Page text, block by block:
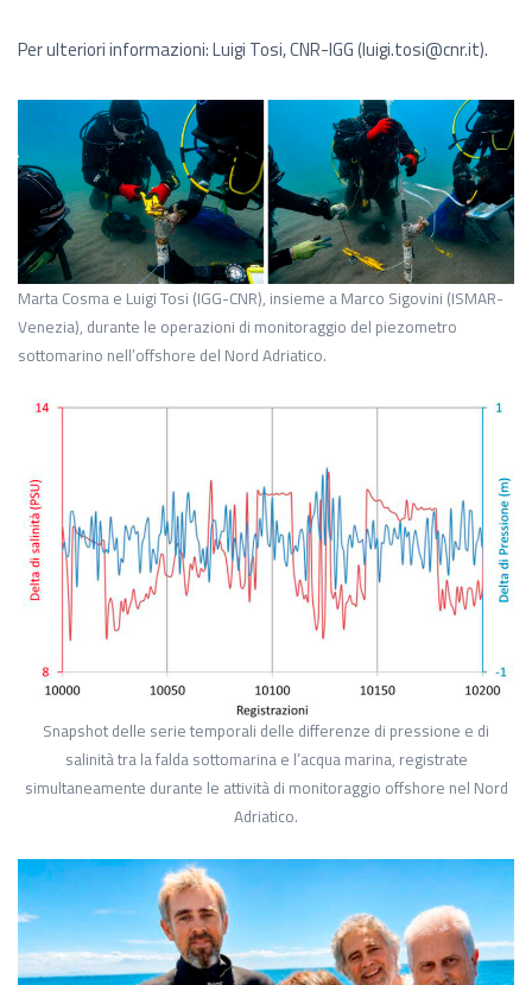
Per ulteriori informazioni: Luigi Tosi, CNR-IGG (luigi.tosi@cnr.it).
Marta Cosma e Luigi Tosi (IGG-CNR), insieme a Marco Sigovini (ISMAR-
Venezia), durante le operazioni di monitoraggio del piezometro
sottomarino nell’offshore del Nord Adriatico.
Snapshot delle serie temporali delle differenze di pressione e di
salinità tra la falda sottomarina e l’acqua marina, registrate
simultaneamente durante le attività di monitoraggio offshore nel Nord
Adriatico.